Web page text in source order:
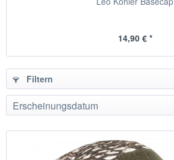
14,90 € *
Filtern